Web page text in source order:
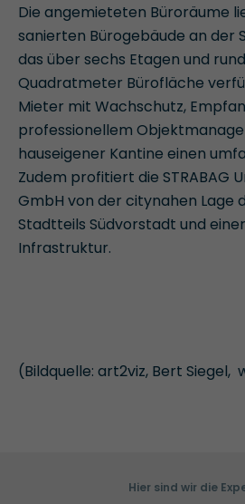
Die angemieteten Büroräume
sanierten Bürogebäude an der
das über sechs Etagen und rund
Quadratmeter Bürofläche
Mieter mit Wachschutz,
professionellem
hauseigener Kantine einen
Zudem profitiert die STRABAG
GmbH von der citynahen Lage
Stadtteils Südvorstadt und
Infrastruktur.
(Bildquelle: art2viz, Bert Siegel,
Hier sind wir die